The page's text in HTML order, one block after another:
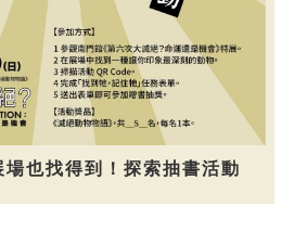
也找得到！探索抽書活動